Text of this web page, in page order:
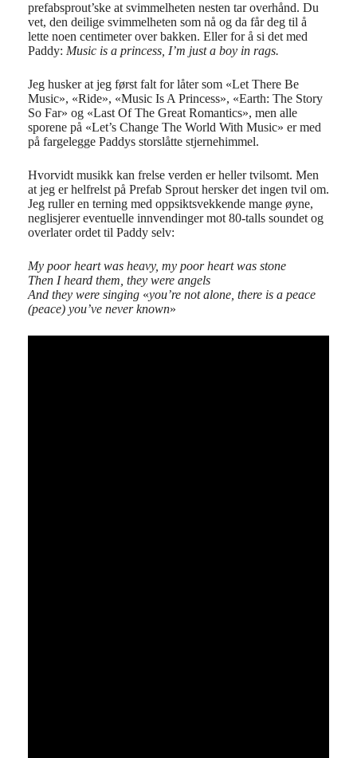
prefabsprout’ske at svimmelheten nesten tar overhånd. Du
vet, den deilige svimmelheten som nå og da får deg til å
lette noen centimeter over bakken. Eller for å si det med
Paddy: Music is a princess, I’m just a boy in rags.
Jeg husker at jeg først falt for låter som «Let There Be
Music», «Ride», «Music Is A Princess», «Earth: The Story
So Far» og «Last Of The Great Romantics», men alle
sporene på «Let’s Change The World With Music» er med
på fargelegge Paddys storslåtte stjernehimmel.
Hvorvidt musikk kan frelse verden er heller tvilsomt. Men
at jeg er helfrelst på Prefab Sprout hersker det ingen tvil om.
Jeg ruller en terning med oppsiktsvekkende mange øyne,
neglisjerer eventuelle innvendinger mot 80-talls soundet og
overlater ordet til Paddy selv:
My poor heart was heavy, my poor heart was stone
Then I heard them, they were angels
And they were singing «you’re not alone, there is a peace
(peace) you’ve never known»